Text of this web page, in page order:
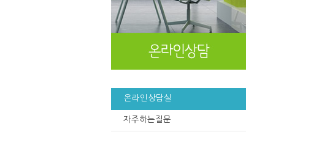
온라인상담실
자주하는질문